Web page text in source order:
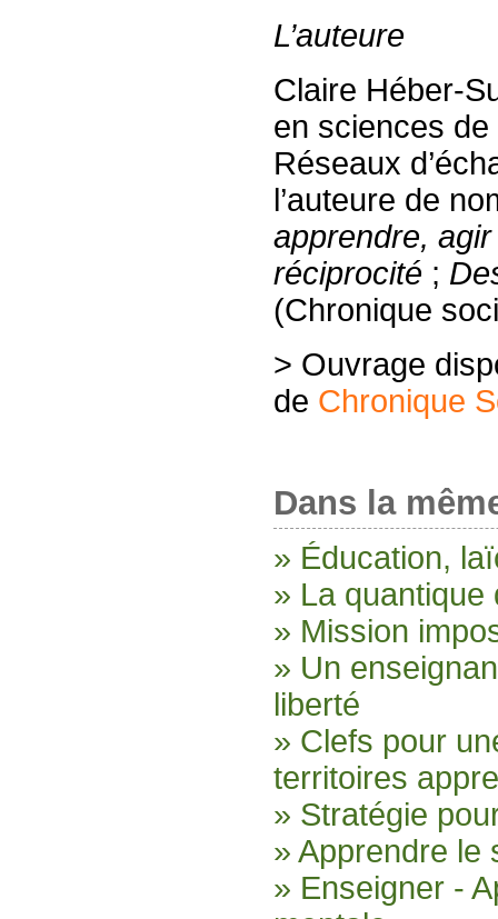
L’auteure
Claire Héber-
en sciences de
Réseaux
l’auteure de
apprendre,
réciprocité ;
(Chronique
> Ouvrage
de Chronique
Dans la
» Éducation,
» La quantique
» Mission
» Un
liberté
» Clefs pour
territoires
» Stratégie
» Apprendre le
» Enseigner -